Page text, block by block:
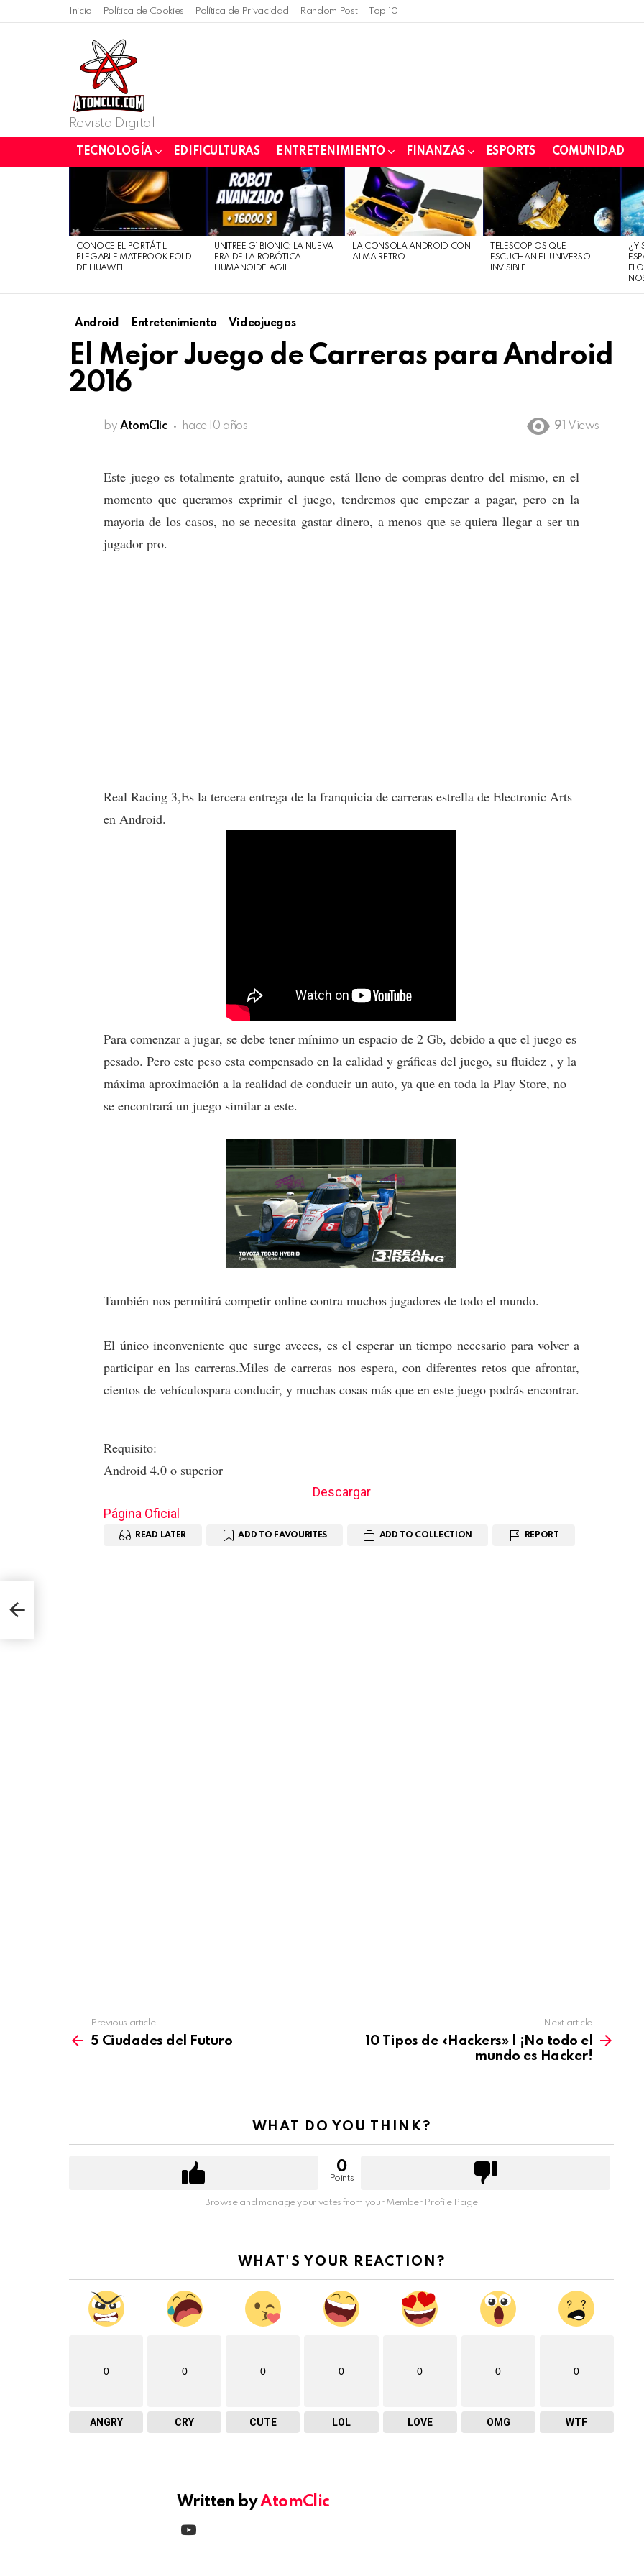
Inicio Política de Cookies Política de Privacidad Random Post Top 10
Revista Digital
TECNOLOGÍA EDIFICULTURAS ENTRETENIMIENTO FINANZAS ESPORTS COMUNIDAD
STORIES
CONOCE EL PORTÁTIL
PLEGABLE MATEBOOK FOLD
DE HUAWEI
UNITREE G1 BIONIC: LA NUEVA
ERA DE LA ROBÓTICA
HUMANOIDE ÁGIL
LA CONSOLA ANDROID CON
ALMA RETRO
TELESCOPIOS QUE
ESCUCHAN EL UNIVERSO
INVISIBLE
¿Y
Android Entretenimiento Videojuegos
El Mejor Juego de Carreras para Android
2016
by AtomClic hace 10 años 91 Views
Este juego es totalmente gratuito, aunque está lleno de compras dentro del mismo, en el
momento que queramos exprimir el juego, tendremos que empezar a pagar, pero en la
mayoria de los casos, no se necesita gastar dinero, a menos que se quiera llegar a ser un
jugador pro.
Real Racing 3,Es la tercera entrega de la franquicia de carreras estrella de Electronic Arts
en Android.
Para comenzar a jugar, se debe tener mínimo un espacio de 2 Gb, debido a que el juego es
pesado. Pero este peso esta compensado en la calidad y gráficas del juego, su fluidez , y la
máxima aproximación a la realidad de conducir un auto, ya que en toda la Play Store, no
se encontrará un juego similar a este.
También nos permitirá competir online contra muchos jugadores de todo el mundo.
El único inconveniente que surge aveces, es el esperar un tiempo necesario para volver a
participar en las carreras.Miles de carreras nos espera, con diferentes retos que afrontar,
cientos de vehículospara conducir, y muchas cosas más que en este juego podrás encontrar.
Requisito:
Android 4.0 o superior
Descargar
Página Oficial
READ LATER ADD TO FAVOURITES ADD TO COLLECTION REPORT
more
Previous article
5 Ciudades del Futuro
Next article
10 Tipos de «Hackers» | ¡No todo el
mundo es Hacker!
WHAT DO YOU THINK?
0
Points
Browse and manage your votes from your Member Profile Page
WHAT'S YOUR REACTION?
0
ANGRY
0
CRY
0
CUTE
0
LOL
0
LOVE
0
OMG
0
WTF
Written byAtomClic